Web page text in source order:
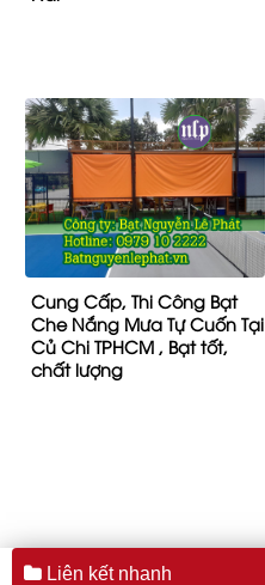
Cung Cấp, Thi Công Bạt
Che Nắng Mưa Tự Cuốn Tại
Củ Chi TPHCM , Bạt tốt,
chất lượng
Liên kết nhanh